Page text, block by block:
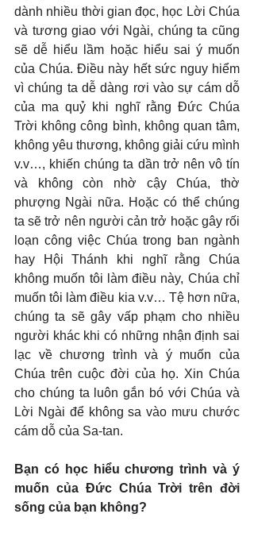
dành nhiều thời gian đọc, học Lời Chúa
và tương giao với Ngài, chúng ta cũng
sẽ dễ hiểu lầm hoặc hiểu sai ý muốn
của Chúa. Điều này hết sức nguy hiểm
vì chúng ta dễ dàng rơi vào sự cám dỗ
của ma quỷ khi nghĩ rằng Đức Chúa
Trời không công bình, không quan tâm,
không yêu thương, không giải cứu mình
v.v…, khiến chúng ta dần trở nên vô tín
và không còn nhờ cậy Chúa, thờ
phượng Ngài nữa. Hoặc có thể chúng
ta sẽ trở nên người cản trở hoặc gây rối
loạn công việc Chúa trong ban ngành
hay Hội Thánh khi nghĩ rằng Chúa
không muốn tôi làm điều này, Chúa chỉ
muốn tôi làm điều kia v.v… Tệ hơn nữa,
chúng ta sẽ gây vấp phạm cho nhiều
người khác khi có những nhận định sai
lạc về chương trình và ý muốn của
Chúa trên cuộc đời của họ. Xin Chúa
cho chúng ta luôn gắn bó với Chúa và
Lời Ngài để không sa vào mưu chước
cám dỗ của Sa-tan.
Bạn có học hiểu chương trình và ý
muốn của Đức Chúa Trời trên đời
sống của bạn không?